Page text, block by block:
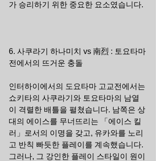
가 승리하기 위한 중요한 요소였습니다.
6. 사쿠라기 하나미치 vs 南烈 : 토요타마
전에서의 뜨거운 충돌
인터하이에서의 도요타마 고교전에서는
쇼키타의 사쿠라기와 토요타마의 남열
이 격렬한 배틀을 펼쳤습니다. 남쪽은 상
대의 에이스를 무너뜨리는 「에이스 킬
러」로서의 이명을 갖고, 유카와를 노리
고 반칙 빠듯한 플레이를 계속했습니다.
그러나, 그 강인한 플레이 스타일이 원이